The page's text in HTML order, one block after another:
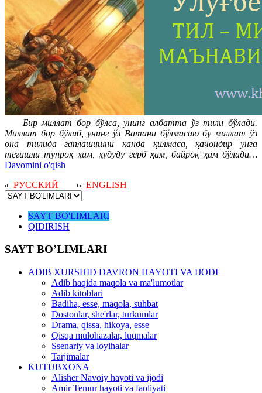
Бир миллат бор бўлса, унинг албатта ўз тили бўлади.
Миллат бор бўлиб, унинг ўз Ватани бўлмасаю бу миллат ўз
она тилида гаплашишни канда қилмаса, қачондир унга
тегишли тупроқ ҳам, ҳудуду герб ҳам, байроқ ҳам бўлади…
Davomini o'qish
РУССКИЙ
ENGLISH
SAYT BO'LIMLARI
QIDIRISH
SAYT BO’LIMLARI
ADIB XURSHID DAVRON HAYOTI VA IJODI
Adib haqida maqola va ma'lumotlar
Adib kitoblari
Badiha, esse, maqola, suhbat
Dostonlar, she'rlar, turkumlar
Drama, qissa, hikoya, esse
Qisqa mulohazalar, luqmalar
Ssenariy va loyihalar
Tarjimalar
KUTUBXONA
Alisher Navoiy hayoti va ijodi
Amir Temur hayoti va faoliyati